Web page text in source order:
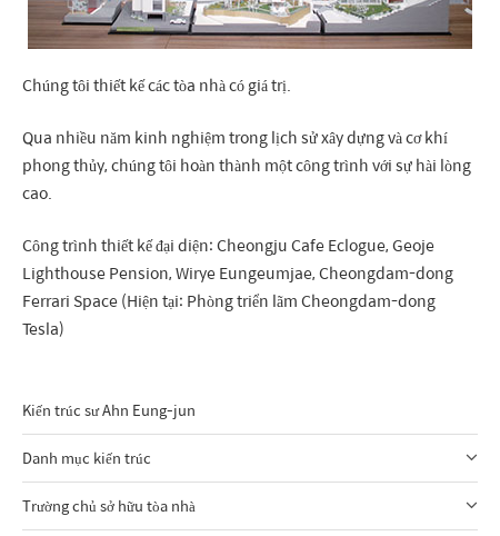
Chúng tôi thiết kế các tòa nhà có giá trị.
Qua nhiều năm kinh nghiệm trong lịch sử xây dựng và cơ khí
phong thủy, chúng tôi hoàn thành một công trình với sự hài lòng
cao.
Công trình thiết kế đại diện: Cheongju Cafe Eclogue, Geoje
Lighthouse Pension, Wirye Eungeumjae, Cheongdam-dong
Ferrari Space (Hiện tại: Phòng triển lãm Cheongdam-dong
Tesla)
Kiến trúc sư Ahn Eung-jun
Danh mục kiến trúc
Trường chủ sở hữu tòa nhà